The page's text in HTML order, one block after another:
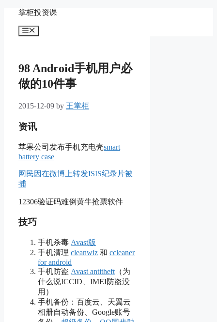
content
掌柜投资课
Menu
98 Android手机用户必
做的10件事
2015-12-09 by 王掌柜
资讯
苹果公司发布手机充电壳smart
battery case
网民因在微博上转发ISIS纪录片被
捕
12306验证码难倒黄牛抢票软件
技巧
手机杀毒 Avast版
手机清理 cleanwiz 和 ccleaner
for android
手机防盗 Avast antitheft （为
什么说ICCID、IMEI防盗没
用）
手机备份：百度云、天翼云
相册自动备份、Google账号